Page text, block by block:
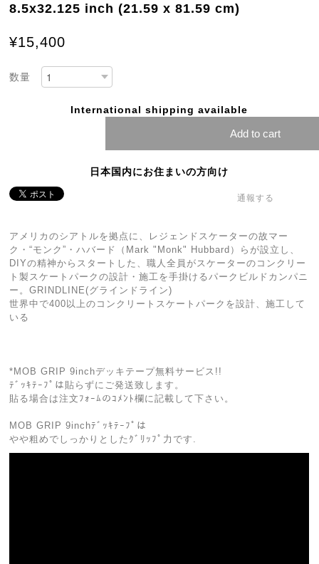
8.5x32.125 inch (21.59 x 81.59 cm)
¥15,400
数量
International shipping available
Add to cart
日本国内にお住まいの方向け
通報する
アメリカのシアトルを拠点に、レジェンドスケーターの故マー
ク・“モンク”・ハバード（Mark "Monk" Hubbard）らが設立し、
DIYの精神からスタートした、職人全員がスケーターのコンクリー
ト製スケートパークの設計・施工を手掛けるパークビルドカンパニ
ー。GRINDLINE(グラインドライン)
世界中で400以上のコンクリートスケートパークを設計、施工して
いる
*MOB GRIP 9inchデッキテープ無料サービス!!
ﾃﾞｯｷﾃｰﾌﾟは貼らずにご発送致します。
貼る場合は注文ﾌｫｰﾑのｺﾒﾝﾄ欄に記載して下さい。
MOB GRIP 9inchﾃﾞｯｷﾃｰﾌﾟは
やや粗めでしっかりとしたｸﾞﾘｯﾌﾟ力です.